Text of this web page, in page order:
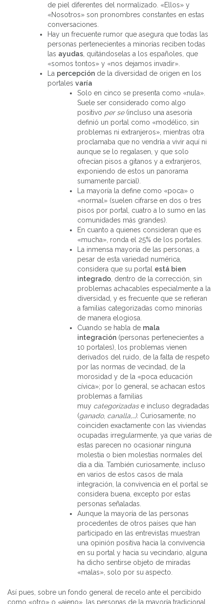
de piel diferentes del normalizado. «Ellos» y
«Nosotros» son pronombres constantes en estas
conversaciones.
Hay un frecuente rumor que asegura que todas las
personas pertenecientes a minorías reciben todas
las ayudas , quitándoselas a los españoles, que
«somos tontos» y «nos dejamos invadir».
La percepción de la diversidad de origen en los
portales varía
Solo en cinco se presenta como «nula».
Suele ser considerado como algo
positivo per se (incluso una asesoría
definió un portal como «modélico, sin
problemas ni extranjeros», mientras otra
proclamaba que no vendría a vivir aquí ni
aunque se lo regalasen, y que solo
ofrecían pisos a gitanos y a extranjeros,
exponiendo de estos un panorama
sumamente parcial).
La mayoría la define como «poca» o
«normal» (suelen cifrarse en dos o tres
pisos por portal, cuatro a lo sumo en las
comunidades más grandes).
En cuanto a quienes consideran que es
«mucha», ronda el 25% de los portales.
La inmensa mayoría de las personas, a
pesar de esta variedad numérica,
considera que su portal está bien
integrado , dentro de la corrección, sin
problemas achacables especialmente a la
diversidad, y es frecuente que se refieran
a familias categorizadas como minorías
de manera elogiosa.
Cuando se habla de mala
integración (personas pertenecientes a
10 portales), los problemas vienen
derivados del ruido, de la falta de respeto
por las normas de vecindad, de la
morosidad y de la «poca educación
cívica»; por lo general, se achacan estos
problemas a familias
muy categorizadase incluso degradadas
(ganado, canalla,…). Curiosamente, no
coinciden exactamente con las viviendas
ocupadas irregularmente, ya que varias de
estas parecen no ocasionar ninguna
molestia o bien molestias normales del
día a día. También curiosamente, incluso
en varios de estos casos de mala
integración, la convivencia en el portal se
considera buena, excepto por estas
personas señaladas.
Aunque la mayoría de las personas
procedentes de otros países que han
participado en las entrevistas muestran
una opinión positiva hacia la convivencia
en su portal y hacia su vecindario, alguna
ha dicho sentirse objeto de miradas
«malas», solo por su aspecto.
Así pues, sobre un fondo general de recelo ante el percibido
como «otro» o «ajeno», las personas de la mayoría tradicional